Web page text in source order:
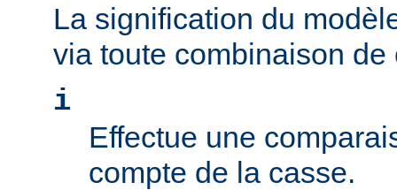
La signification du
via toute combinaison de
i
Effectue une
compte de la casse.